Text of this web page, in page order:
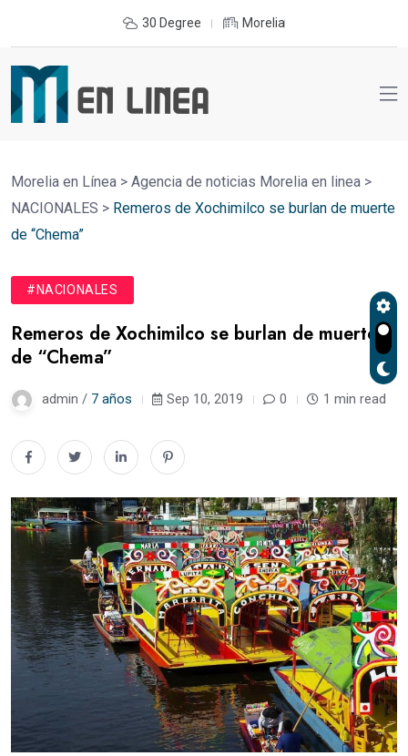
30 Degree Morelia
Morelia en Línea > Agencia de noticias Morelia en linea >
NACIONALES > Remeros de Xochimilco se burlan de muerte
de “Chema”
#NACIONALES
Remeros de Xochimilco se burlan de muerte
de “Chema”
admin / 7 años Sep 10, 2019 0 1 min read